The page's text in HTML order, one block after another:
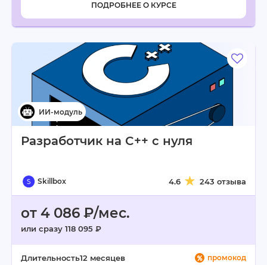
ПОДРОБНЕЕ О КУРСЕ
Разработчик на C++ с нуля
Skillbox 4.6 243 отзыва
от 4 086 ₽/мес.
или сразу 118 095 ₽
промокод
Длительность12 месяцев